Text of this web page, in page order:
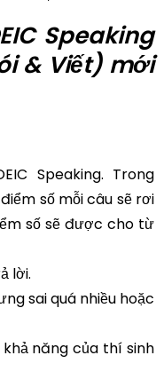
Speaking
& Viết) mới
Speaking. Trong
số mỗi câu sẽ rơi
số sẽ được cho từ
lời.
sai quá nhiều hoặc
năng của thí sinh